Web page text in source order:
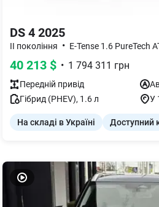
DS 4 2025
II покоління • E-Tense 1.6 PureTech
40 213 $ • 1 794 311 грн
Передній привід
Гібрид (PHEV), 1.6л У
На складі в Україні Доступний